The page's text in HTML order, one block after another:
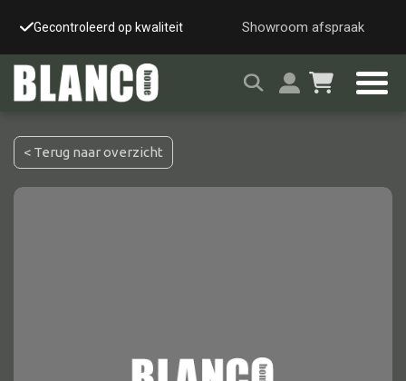
Gecontroleerd op kwaliteit Snelle & veilige
Showroom afspraak
< Terug naar overzicht